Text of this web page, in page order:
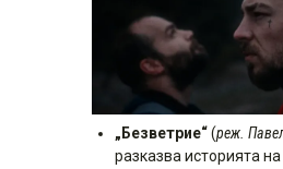
„Безветрие“(реж.
разказва историята